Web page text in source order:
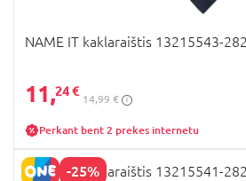
NAME IT kaklaraištis 13215543-
11,24 €
14,99 €
Perkant bent 2 prekes internetu
-25%
NAME IT kaklaraištis 13215541-